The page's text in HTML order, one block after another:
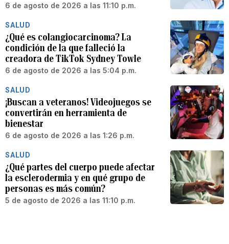
6 de agosto de 2026 a las 11:10 p.m.
SALUD
¿Qué es colangiocarcinoma? La
condición de la que falleció la
creadora de TikTok Sydney Towle
6 de agosto de 2026 a las 5:04 p.m.
SALUD
¡Buscan a veteranos! Videojuegos se
convertirán en herramienta de
bienestar
6 de agosto de 2026 a las 1:26 p.m.
SALUD
¿Qué partes del cuerpo puede afectar
la esclerodermia y en qué grupo de
personas es más común?
5 de agosto de 2026 a las 11:10 p.m.